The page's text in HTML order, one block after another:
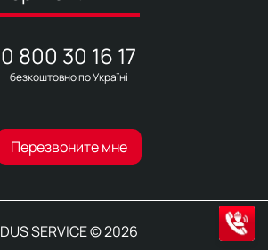
0 800 30 16 17
безкоштовно по Україні
Перезвоните мне
DUS SERVICE © 2026